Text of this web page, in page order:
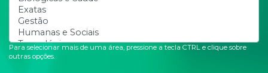
Para selecionar mais de uma área, pressione a tecla CTRL e clique sobre
outras opções.